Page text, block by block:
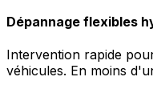
Dépannage flexibles
Intervention rapide
véhicules. En moins